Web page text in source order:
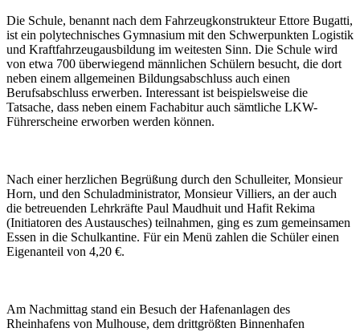
Die Schule, benannt nach dem Fahrzeugkonstrukteur Ettore Bugatti,
ist ein polytechnisches Gymnasium mit den Schwerpunkten Logistik
und Kraftfahrzeugausbildung im weitesten Sinn. Die Schule wird
von etwa 700 überwiegend männlichen Schülern besucht, die dort
neben einem allgemeinen Bildungsabschluss auch einen
Berufsabschluss erwerben. Interessant ist beispielsweise die
Tatsache, dass neben einem Fachabitur auch sämtliche LKW-
Führerscheine erworben werden können.
Nach einer herzlichen Begrüßung durch den Schulleiter, Monsieur
Horn, und den Schuladministrator, Monsieur Villiers, an der auch
die betreuenden Lehrkräfte Paul Maudhuit und Hafit Rekima
(Initiatoren des Austausches) teilnahmen, ging es zum gemeinsamen
Essen in die Schulkantine. Für ein Menü zahlen die Schüler einen
Eigenanteil von 4,20 €.
Am Nachmittag stand ein Besuch der Hafenanlagen des
Rheinhafens von Mulhouse, dem drittgrößten Binnenhafen